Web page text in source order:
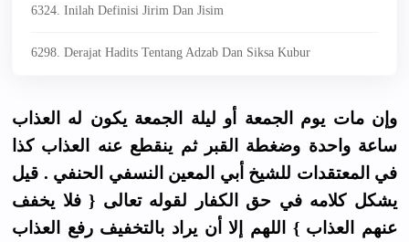
6324. Inilah Definisi Jirim Dan Jisim
6298. Derajat Hadits Tentang Adzab Dan Siksa Kubur
وإن مات يوم الجمعة أو ليلة الجمعة يكون له العذاب
ساعة واحدة وضغطة القبر ثم ينقطع عنه العذاب كذا
في المعتقدات للشيخ أبي المعين النسفي الحنفي . قيل
يشكل كلامه في حق الكفار لقوله تعالى { فلا يخفف
عنهم العذاب } اللهم إلا أن يراد بالتخفيف رفع العذاب